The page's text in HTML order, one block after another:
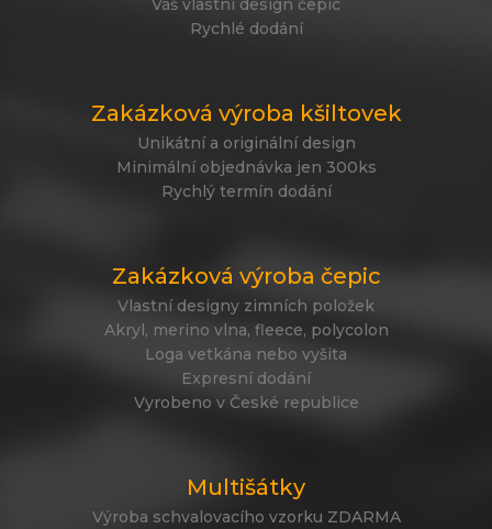
Váš vlastní design čepic
Rychlé dodání
Zakázková výroba kšiltovek
Unikátní a originální design
Minimální objednávka jen 300ks
Rychlý termín dodání
Zakázková výroba čepic
Vlastní designy zimních položek
Akryl, merino vlna, fleece, polycolon
Loga vetkána nebo vyšita
Expresní dodání
Vyrobeno v České republice
Multišátky
Výroba schvalovacího vzorku ZDARMA